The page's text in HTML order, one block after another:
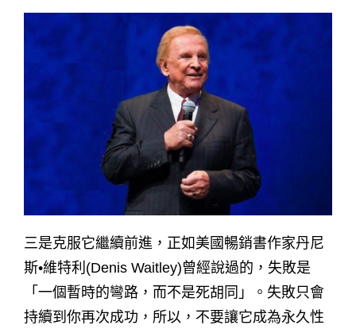
三是克服它繼續前進，正如美國暢銷書作家丹尼
斯•維特利(Denis Waitley)曾經說過的，失敗是
「一個暫時的彎路，而不是死胡同」。失敗只會
持續到你再次成功，所以，不要讓它成為永久性